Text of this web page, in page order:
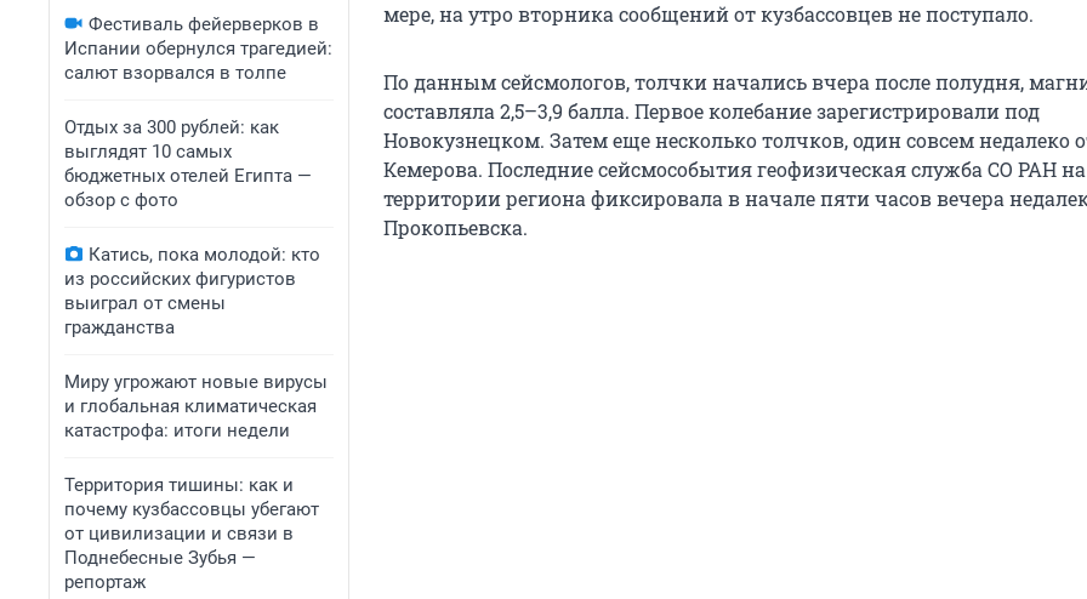
Фестиваль фейерверков в
Испании обернулся трагедией:
салют взорвался в толпе
Отдых за 300 рублей: как
выглядят 10 самых
бюджетных отелей Египта —
обзор с фото
Катись, пока молодой: кто
из российских фигуристов
выиграл от смены
гражданства
Миру угрожают новые вирусы
и глобальная климатическая
катастрофа: итоги недели
Территория тишины: как и
почему кузбассовцы убегают
от цивилизации и связи в
Поднебесные Зубья —
репортаж
мере, на утро вторника сообщений от кузбассовцев не поступало.
По данным сейсмологов, толчки начались вчера после полудня,
составляла 2,5–3,9 балла. Первое колебание зарегистрировали под
Новокузнецком. Затем еще несколько толчков, один совсем недалеко
Кемерова. Последние сейсмособытия геофизическая служба СО РАН на
территории региона фиксировала в начале пяти часов вечера
Прокопьевска.